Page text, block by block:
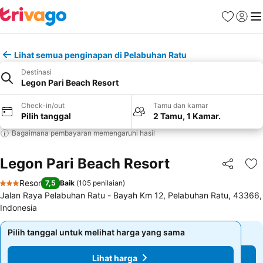
FavoritLogin
Lihat semua penginapan di Pelabuhan Ratu
Destinasi
Legon Pari Beach Resort
Check-in/out
Pilih tanggal
Tamu dan kamar
2 Tamu, 1 Kamar.
Bagaimana pembayaran memengaruhi hasil
Legon Pari Beach Resort Bagikan
3 Bintang
Resor 7,5 Baik (105 penilaian)
Jalan Raya Pelabuhan Ratu - Bayah Km 12, Pelabuhan Ratu, 43366,
Indonesia
Pilih tanggal untuk melihat harga yang sama
Lihat harga
Pilih tanggal untuk melihat harga yang sama
Lihat harga